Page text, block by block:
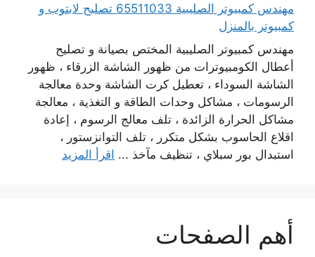
مهندس كمبيوتر الصليبية 65511033 تصليح لابتوب و
كمبيوتر بالمنزل
مهندس كمبيوتر الصليبية المختص بصيانة و تصليح
أعطال الكومبيوترات من ظهور الشاشة الزرقاء ، ظهور
الشاشة السوداء ، تعطيل كرت الشاشة وحدة معالجة
الرسومات ، مشاكل وحدات الطاقة و التغذية ، معالجة
مشاكل الحرارة الزائدة ، تلف معالج الرسوم ، إعادة
اقلاع الحاسوب بشكل متكرر ، تلف التوانزستور ،
استبدال بور سبلاي ، تنظيف مآخذ ... اقرأ المزيد
أهم الصفحات